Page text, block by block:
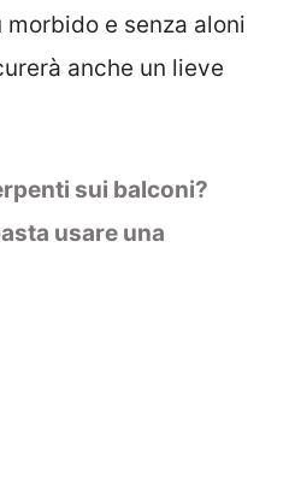
e senza aloni
anche un lieve
sui balconi?
usare una